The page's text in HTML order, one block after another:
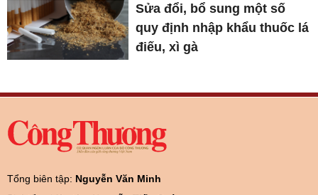
Sửa đổi, bổ sung một số
quy định nhập khẩu thuốc lá
điếu, xì gà
Tổng biên tập: Nguyễn Văn Minh